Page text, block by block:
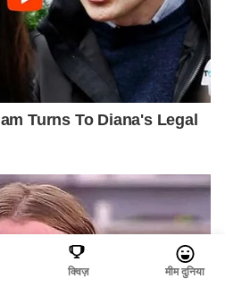
क्विज़ मीम दुनिया